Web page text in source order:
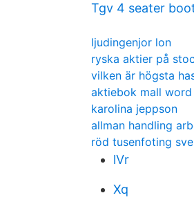
Tgv 4 seater
ljudingenjor lon
ryska aktier på
vilken är högsta
aktiebok mall word
karolina jeppson
allman handling
röd tusenfoting
lVr
Xq